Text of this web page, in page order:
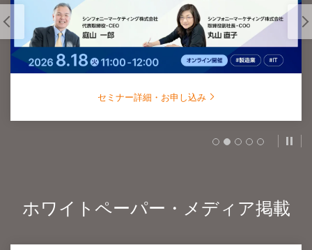
セミナー詳細・お申し込み
ホワイトペーパー・メディア掲載